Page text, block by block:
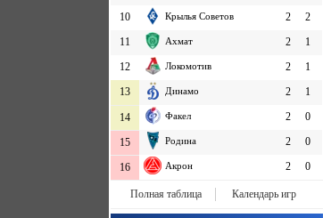
10
Крылья Советов 2
2
11
Ахмат 2
1
12
Локомотив 2
1
13
Динамо 2 1
14 Факел 2 0
15 Родина 2 0
16 Акрон 2 0
Полная таблица Календарь игр